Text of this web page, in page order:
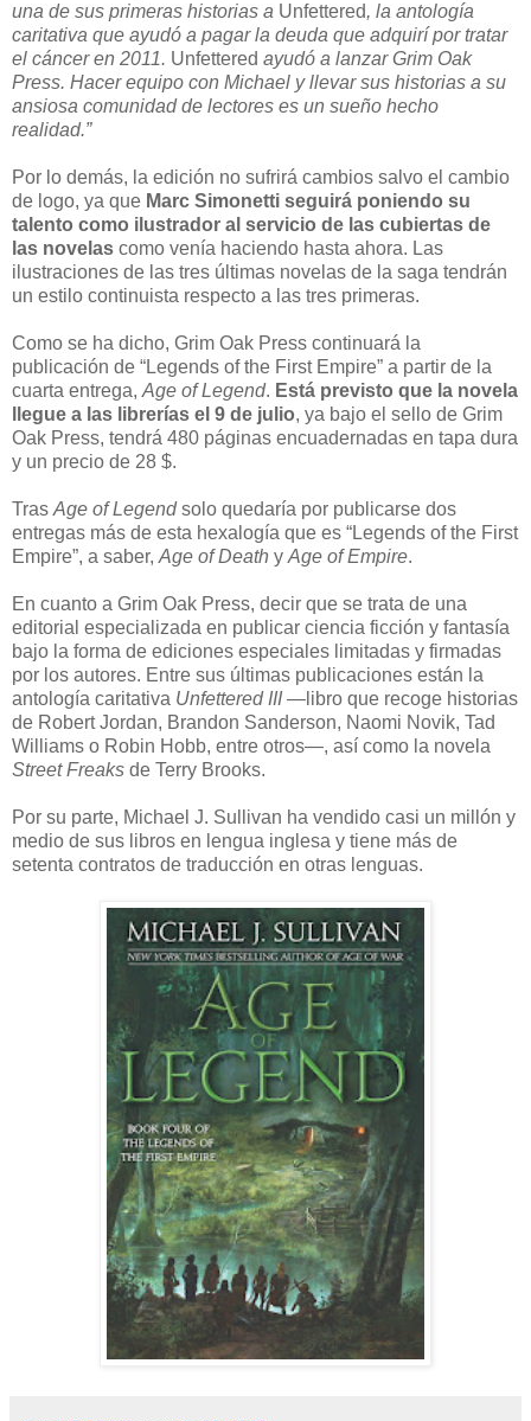
una de sus primeras historias a Unfettered, la antología
caritativa que ayudó a pagar la deuda que adquirí por tratar
el cáncer en 2011. Unfettered ayudó a lanzar Grim Oak
Press. Hacer equipo con Michael y llevar sus historias a su
ansiosa comunidad de lectores es un sueño hecho
realidad.”
Por lo demás, la edición no sufrirá cambios salvo el cambio
de logo, ya que Marc Simonetti seguirá poniendo su
talento como ilustrador al servicio de las cubiertas de
las novelas como venía haciendo hasta ahora. Las
ilustraciones de las tres últimas novelas de la saga tendrán
un estilo continuista respecto a las tres primeras.
Como se ha dicho, Grim Oak Press continuará la
publicación de “Legends of the First Empire” a partir de la
cuarta entrega, Age of Legend. Está previsto que la novela
llegue a las librerías el 9 de julio, ya bajo el sello de Grim
Oak Press, tendrá 480 páginas encuadernadas en tapa dura
y un precio de 28 $.
Tras Age of Legendsolo quedaría por publicarse dos
entregas más de esta hexalogía que es “Legends of the First
Empire”, a saber, Age of Death y Age of Empire.
En cuanto a Grim Oak Press, decir que se trata de una
editorial especializada en publicar ciencia ficción y fantasía
bajo la forma de ediciones especiales limitadas y firmadas
por los autores. Entre sus últimas publicaciones están la
antología caritativa Unfettered III—libro que recoge historias
de Robert Jordan, Brandon Sanderson, Naomi Novik, Tad
Williams o Robin Hobb, entre otros—, así como la novela
Street Freaks de Terry Brooks.
Por su parte, Michael J. Sullivan ha vendido casi un millón y
medio de sus libros en lengua inglesa y tiene más de
setenta contratos de traducción en otras lenguas.